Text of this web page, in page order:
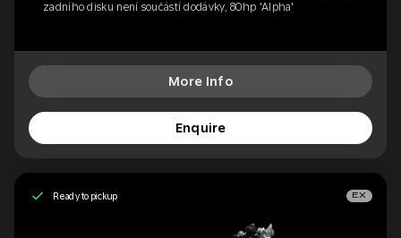
zadního disku není součástí dodávky, 80hp 'Alpha'
More Info
Enquire
Ready to pickup EX